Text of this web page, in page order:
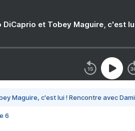
DiCaprio et Tobey Maguire, c'est
Maguire, c'est lui ! Rencontre avec
6